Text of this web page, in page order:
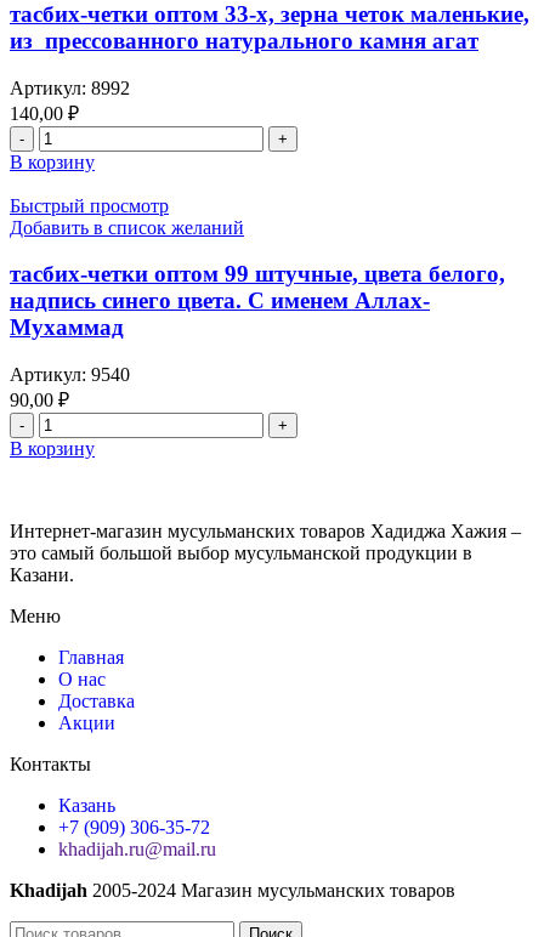
тасбих-четки оптом 33-х, зерна четок маленькие,
из прессованного натурального камня агат
Артикул: 8992
140,00 ₽
В корзину
Быстрый просмотр
Добавить в список желаний
тасбих-четки оптом 99 штучные, цвета белого,
надпись синего цвета. С именем Аллах-
Мухаммад
Артикул: 9540
90,00 ₽
В корзину
Интернет-магазин мусульманских товаров Хадиджа Хажия –
это самый большой выбор мусульманской продукции в
Казани.
Меню
Главная
О нас
Доставка
Акции
Контакты
Казань
+7 (909) 306-35-72
khadijah.ru@mail.ru
Khadijah 2005-2024 Магазин мусульманских товаров